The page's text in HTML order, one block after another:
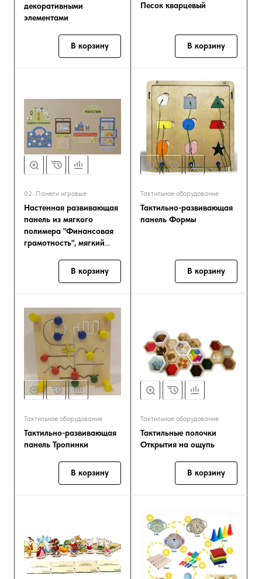
декоративными
элементами
В корзину
Песок кварцевый
В корзину
02. Панели игровые
Настенная развивающая
панель из мягкого
полимера "Финансовая
грамотность", мягкий
В корзину
Тактильное оборудование
Тактильно-развивающая
панель Формы
В корзину
Тактильное оборудование
Тактильно-развивающая
панель Тропинки
В корзину
Тактильное оборудование
Тактильные полочки
Открытия на ощупь
В корзину